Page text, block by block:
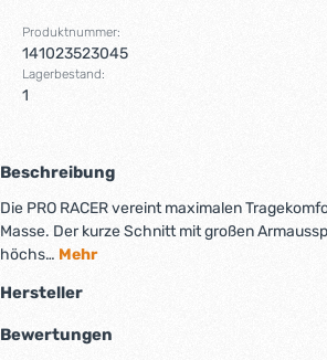
Produktnummer:
141023523045
Lagerbestand:
1
Beschreibung
Die PRO RACER vereint maximalen
Masse. Der kurze Schnitt mit großen
höchs… Mehr
Hersteller
Bewertungen